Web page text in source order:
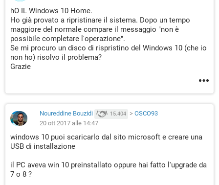
hO IL Windows 10 Home.
Ho già provato a ripristinare il sistema. Dopo un tempo
maggiore del normale compare il messaggio "non è
possibile completare l'operazione".
Se mi procuro un disco di rispristino del Windows 10 (che io
non ho) risolvo il problema?
Grazie
Noureddine Bouzidi 15.404 > OSCO93
20 ott 2017 alle 14:47
windows 10 puoi scaricarlo dal sito microsoft e creare una
USB di installazione
il PC aveva win 10 preinstallato oppure hai fatto l'upgrade da
7 o 8 ?